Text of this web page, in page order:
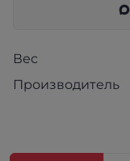
Вес
Производитель